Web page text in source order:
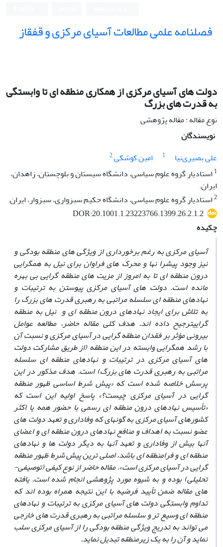
فصلنامه علمی مطالعات آسیای مرکزی و قفقاز
دولت‏‏ های آسیای مرکزی از همکاری منطقه ‏‏ای تا وابستگی
به قدرت ‏‏های بزرگ
نوع مقاله : مقاله پژوهشی
نویسندگان
علی بصیری‌‏نیا
1 امین کوشکی2
1 استادیار گروه علوم سیاسی، دانشگاه سیستان و بلوچستان، زاهدان،
ایران.
2استادیار گروه علوم سیاسی، دانشگاه حکیم سبزواری، سبزوار، ایران.
DOR:20.1001.1.23223766.1399.26.2.1.2
چکیده
آسیای مرکزی به‏ رغم برخورداری از ویژگی ‏‏های منطقه ‏بودگی و
نیز وجود پیش‏را ن‏ها و محرک ‏های فراوان برای نیل به همگرایی
درون ‏منطقه‏ ای تا به امروز از مزیت ‏های منطقه ‏گرایی بی ‏بهره
مانده است. دولت‏ های آسیای مرکزی پیوستن به ترتیبات و
نهادهای منطقه‏ ای سلسله‏ مراتبی به رهبری قدرت ‏های بزرگ را
به تلاش برای ایجاد نهادهای درون ‏منطقه ‏ای و نیل به منطقه
‏گراییترجیح داده ‏اند. هدف کلی مقاله حاضر، مطالعه عوامل
بیرونی مؤثر بر فقدان منطقه‏ گرایی در آسیای مرکزی و نسبت آن
با رشد همگرایی وابسته در این منطقه (از طریق مشارکت دولت
‏های آسیای مرکزی در ترتیبات و نهادهای منطقه ‏ای سلسله‏
مراتبی به رهبری قدرت ‏های بزرگ) است. هدف مذکور در این
پرسش خلاصه شده است که «پیش ‏شرط اساسی ظهور منطقه‏
گرایی در آسیای مرکزی چیست؟» پاسخ اولیه این است که
«تأسیس نهادهای درون‏ منطقه ‏ای رسمی با حضور همه یا اکثر
کشورهای آسیای مرکزی به‏ گونه‏ای که وفاداری و تعهد دولت‏ های
عضو نسبت به اهداف و منافع نهادهای درون ‏منطقه‏ ای و اعضای
آنها بیش از وفاداری و تعهد آنها به دیگر دولت ‏ها و نهادهای
منطقه ‏ای و فرامنطقه ‏ای باشد، اصلی‏ ترین پیش‏ شرط ظهور منطقه‏
گرایی در آسیای مرکزی است». مقاله حاضر از نوع کیفی (توصیفی-
تحلیلی) بوده و به شیوه مورد پژوهشی انجام شده است. یافته
‏های مقاله ضمن تأیید فرضیه با این نتیجه همراه بوده ‏اند که
تداوم وابستگی دولت ‏های آسیای مرکزی به ترتیبات و نهادهای
منطقه‏ ای وسیع‏ تر و سلسله‏ مراتبی به رهبری قدرت‏ های خارجی
می ‏تواند به ‏تدریج ویژگی منطقه ‏بودگی را از آسیای مرکزی سلب
نماید و آن ‏را به یک زیرمنطقه تبدیل نماید.